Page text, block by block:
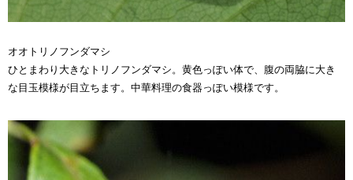
オオトリノフンダマシ
ひとまわり大きなトリノフンダマシ。黄色っぽい体で、腹の両脇に大き
な目玉模様が目立ちます。中華料理の食器っぽい模様です。